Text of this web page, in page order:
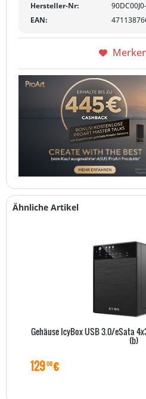
Hersteller-Nr:
EAN:
Ähnliche Artikel
Gehäuse IcyBox USB 3.0/eSata
(b)
12900€